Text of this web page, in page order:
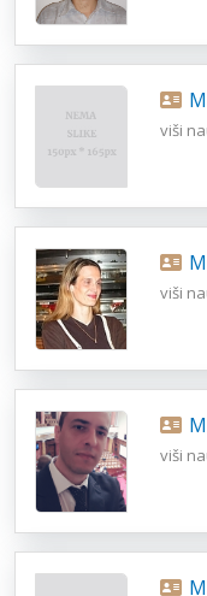
viši
viši
viši